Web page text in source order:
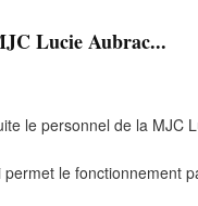
Lucie Aubrac...
le personnel de la MJC
le fonctionnement